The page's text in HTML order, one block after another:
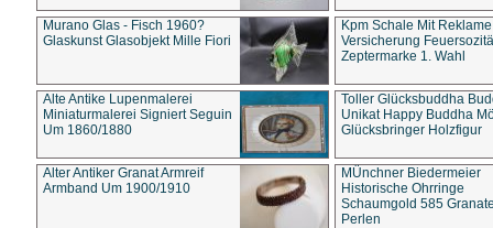
Murano Glas - Fisch 1960?
Glaskunst Glasobjekt Mille Fiori
Kpm Schale Mit Reklame
Versicherung
Zeptermarke 1. Wahl
Alte Antike Lupenmalerei
Miniaturmalerei Signiert Seguin
Um 1860/1880
Toller Glücksbuddha
Unikat Happy Buddha
Glücksbringer Holzfigur
Alter Antiker Granat Armreif
Armband Um 1900/1910
MÜnchner Biedermeier
Historische Ohrringe
Schaumgold 585
Perlen